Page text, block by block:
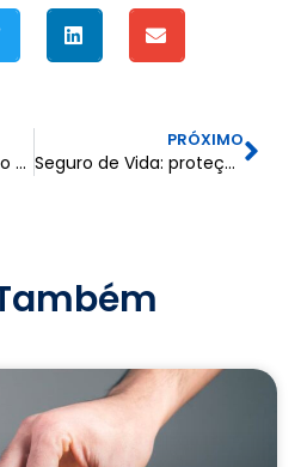
Como começar o ano com o seu futuro financeiro protegido
PRÓXIMO
Seguro de Vida: proteção e tranquilidade para quem mais importa